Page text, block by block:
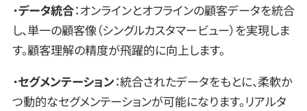
・データ統合：オンラインとオフラインの顧客データを統合
し、単一の顧客像（シングルカスタマービュー）を実現しま
す。顧客理解の精度が飛躍的に向上します。
・セグメンテーション：統合されたデータをもとに、柔軟か
つ動的なセグメンテーションが可能になります。リアルタ